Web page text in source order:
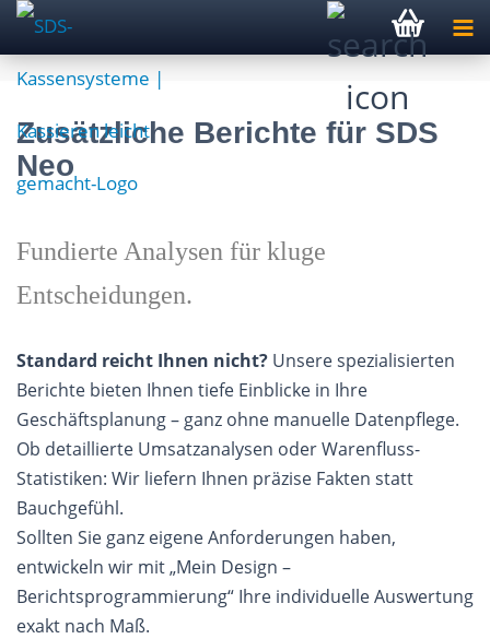
Zusätzliche Berichte für SDS
Neo
Fundierte Analysen für kluge
Entscheidungen.
Standard reicht Ihnen nicht? Unsere spezialisierten
Berichte bieten Ihnen tiefe Einblicke in Ihre
Geschäftsplanung – ganz ohne manuelle Datenpflege.
Ob detaillierte Umsatzanalysen oder Warenfluss-
Statistiken: Wir liefern Ihnen präzise Fakten statt
Bauchgefühl.
Sollten Sie ganz eigene Anforderungen haben,
entwickeln wir mit „Mein Design –
Berichtsprogrammierung“ Ihre individuelle Auswertung
exakt nach Maß.